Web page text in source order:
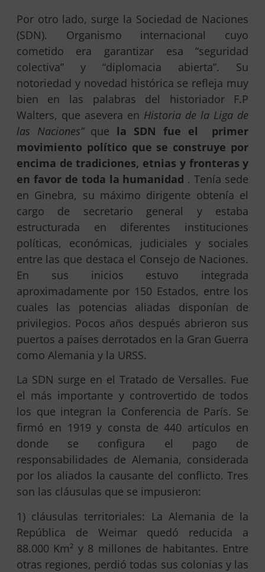
Por otro lado, surge la Sociedad de Naciones
(SDN). Organismo internacional cuyo
cometido era garantizar esa “seguridad
colectiva” y “diplomacia abierta”. Su
notoriedad y novedad histórica se refleja muy
bien en las palabras del historiador F.P
Walters, que asevera en Historia de la Liga de
las Naciones”que la SDN fue el primer
movimiento político que se construye por
encima de tradiciones, etnias y fronteras y
en favor de toda la humanidad . Tenía sede
en Ginebra, su máximo dirigente obtenía el
cargo de secretario general y estaba
estructurada en diferentes instituciones
políticas, económicas, judiciales y sociales
entre las que destaca el Consejo de Naciones.
En sus inicios estuvo integrada
aproximadamente por 150 Estados, entre los
cuales las potencias aliadas disponían de
privilegios. Pocos años después abrieron sus
puertos a países derrotados en la Gran Guerra
como Alemania y la URSS.
La SDN surge en el Tratado de Versalles. Fue
el más importante y controvertido de todos
los que integran la Conferencia de París. Se
firmó en 1919 y consta de 440 artículos en
donde se configura el pago de
responsabilidades de Alemania, considerada
por los aliados la causante del conflicto. Tres
son las cláusulas que se impusieron:
1) cláusulas territoriales: La Alemania de la
República de Weimar quedó reducida a
88.000 Km² y 8 millones de habitantes. Entre
otras regiones, perdió todas sus colonias y las